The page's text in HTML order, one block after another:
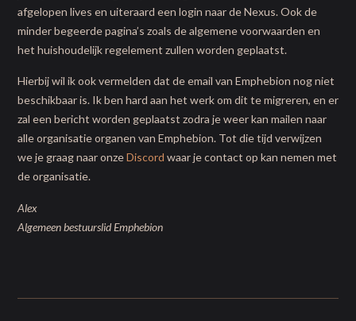
afgelopen lives en uiteraard een login naar de Nexus. Ook de
minder begeerde pagina’s zoals de algemene voorwaarden en
het huishoudelijk regelement zullen worden geplaatst.
Hierbij wil ik ook vermelden dat de email van Emphebion nog niet
beschikbaar is. Ik ben hard aan het werk om dit te migreren, en er
zal een bericht worden geplaatst zodra je weer kan mailen naar
alle organisatie organen van Emphebion. Tot die tijd verwijzen
we je graag naar onzeDiscord waar je contact op kan nemen met
de organisatie.
Alex
Algemeen bestuurslid Emphebion